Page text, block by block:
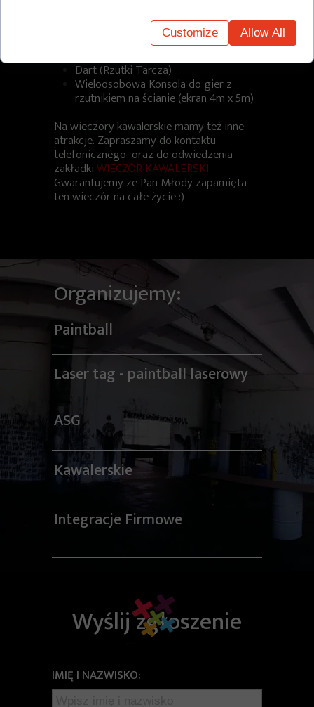
IMIĘ I NAZWISKO:
Wyślij zgłoszenie
Strzelnica Paintballowa
Profesjonalny Grill węglowy
Dart (Rzutki Tarcza)
Wieloosobowa Konsola do gier z
rzutnikiem na ścianie (ekran 4m x 5m)
Na wieczory kawalerskie mamy też inne
atrakcje. Zapraszamy do kontaktu
telefonicznego oraz do odwiedzenia
zakładkiWIECZÓR KAWALERSKI
Gwarantujemy ze Pan Młody zapamięta
ten wieczór na całe życie :)
Integracje Firmowe
Kawalerskie
ASG
Laser tag - paintball laserowy
Paintball
Organizujemy:
Customize Allow All